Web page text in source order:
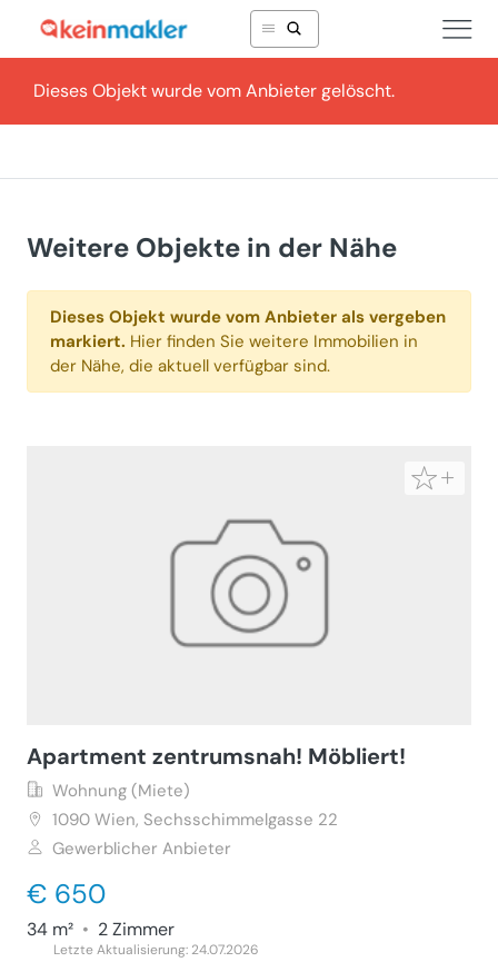
Dieses Objekt wurde vom Anbieter gelöscht.
Weitere Objekte in der Nähe
Dieses Objekt wurde vom Anbieter als vergeben
markiert. Hier finden Sie weitere Immobilien in
der Nähe, die aktuell verfügbar sind.
Apartment zentrumsnah! Möbliert!
Wohnung (Miete)
1090 Wien, Sechsschimmelgasse 22
Gewerblicher Anbieter
€ 650
34 m² • 2 Zimmer
Letzte Aktualisierung: 24.07.2026